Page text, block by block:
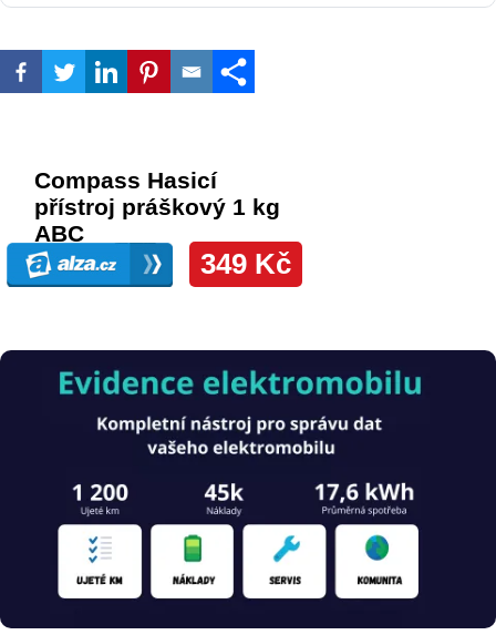
Obrázek